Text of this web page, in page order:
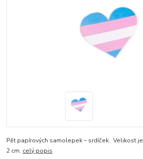
Pět papírových samolepek – srdíček. Velikost
2 cm. celý popis